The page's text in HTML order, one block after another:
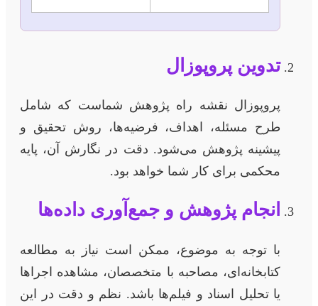
تدوین پروپوزال
پروپوزال نقشه راه پژوهش شماست که شامل
طرح مسئله، اهداف، فرضیه‌ها، روش تحقیق و
پیشینه پژوهش می‌شود. دقت در نگارش آن، پایه
محکمی برای کار شما خواهد بود.
انجام پژوهش و جمع‌آوری داده‌ها
با توجه به موضوع، ممکن است نیاز به مطالعه
کتابخانه‌ای، مصاحبه با متخصصان، مشاهده اجراها
یا تحلیل اسناد و فیلم‌ها باشد. نظم و دقت در این